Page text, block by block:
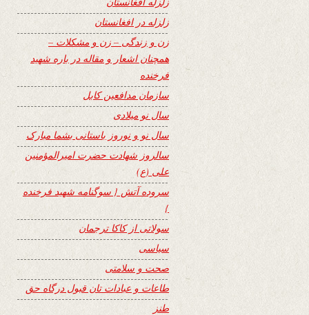
زلزله در افغانستان
زن و زندگی – زن و مشکلات –
همچنان اشعار و مقاله در باره شهید
فرخنده
سازمان مدافعین کابل
سال نو میلادی
سال نو و نوروز باستانی بشما مبارک
سالروز شهادت حضرت امیرالمؤمنین
علی (ع)
سروده آتش { سوگنامه شهید فرخنده
}
سولاتی از کاکا ترجمان
سیاسی
صحت و سلامتی
طاعات و عبادات تان قبول درگاه حق
طنز